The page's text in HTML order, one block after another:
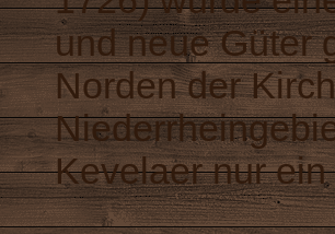
und neue Güter
Norden der
Kevelaer nur